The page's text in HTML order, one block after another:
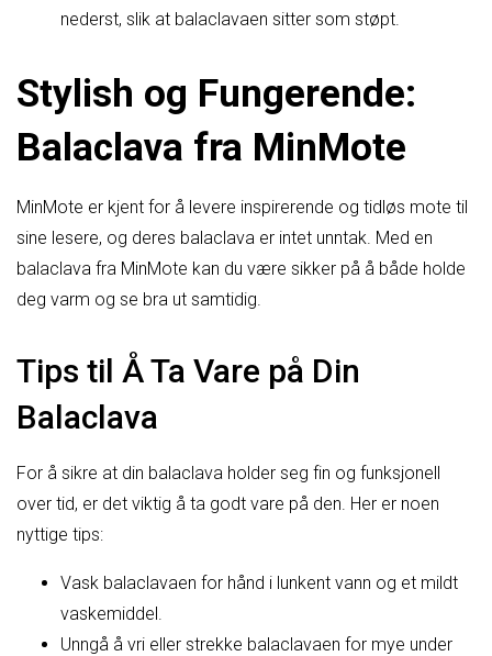
nederst, slik at balaclavaen sitter som støpt.
Stylish og Fungerende:
Balaclava fra MinMote
MinMote er kjent for å levere inspirerende og tidløs mote til
sine lesere, og deres balaclava er intet unntak. Med en
balaclava fra MinMote kan du være sikker på å både holde
deg varm og se bra ut samtidig.
Tips til Å Ta Vare på Din
Balaclava
For å sikre at din balaclava holder seg fin og funksjonell
over tid, er det viktig å ta godt vare på den. Her er noen
nyttige tips:
Vask balaclavaen for hånd i lunkent vann og et mildt
vaskemiddel.
Unngå å vri eller strekke balaclavaen for mye under